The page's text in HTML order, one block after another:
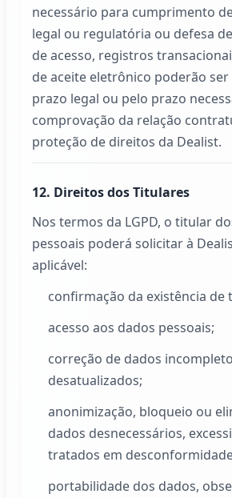
necessário para cumprimento
legal ou regulatória ou defesa
de acesso, registros
de aceite eletrônico poderão
prazo legal ou pelo prazo
comprovação da relação
proteção de direitos da Dealist.
12. Direitos dos Titulares
Nos termos da LGPD, o titular
pessoais poderá solicitar à
aplicável:
confirmação da existência de
acesso aos dados pessoais;
correção de dados
desatualizados;
anonimização, bloqueio ou
dados desnecessários,
tratados em
portabilidade dos dados,